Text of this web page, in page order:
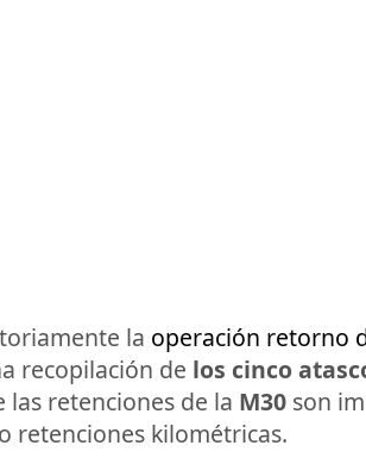
la operación retorno
recopilación de los cinco
las retenciones de la M30 son
retenciones kilométricas.